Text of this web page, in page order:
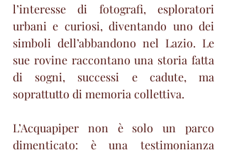
l’interesse di fotografi, esploratori
urbani e curiosi, diventando uno dei
simboli dell’abbandono nel Lazio. Le
sue rovine raccontano una storia fatta
di sogni, successi e cadute, ma
soprattutto di memoria collettiva.
L’Acquapiper non è solo un parco
dimenticato: è una testimonianza